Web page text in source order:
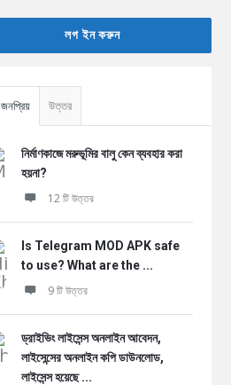
লগ ইন করুন
জনপ্রিয় উত্তর
নির্মাণকাজে মরুভূমির বালু কেন ব্যবহার করা
হয়না?
12 টি উত্তর
Is Telegram MOD APK safe
to use? What are the ...
9 টি উত্তর
ড্রাইভিং লাইসেন্স অনলাইন আবেদন,
লাইসেন্সের অনলাইন কপি ডাউনলোড,
লাইসেন্স হয়েছে ...